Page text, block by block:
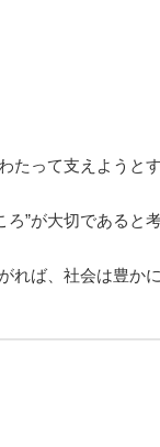
たって支えようとす
”が大切であると考
ば、社会は豊か